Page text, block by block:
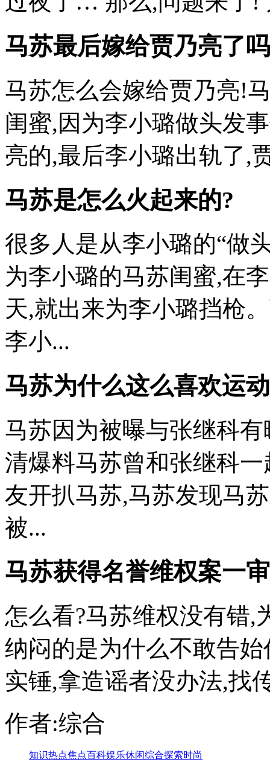
马苏最后嫁给贾乃亮了
马苏怎么会嫁给贾乃亮!
闺蜜,因为李小璐做头发
亮的,最后李小璐出轨了,
马苏是怎么火起来的?
很多人是从李小璐的“做
为李小璐的马苏闺蜜,在
天,就出来为李小璐挡枪
李小...
马苏为什么这么喜欢运
马苏因为被曝与张继科
清爆料马苏曾和张继科
友开扒马苏,马苏发现马
被...
马苏获得名誉维权案一
怎么看?马苏维权没有错,
纳闷的是为什么不敢告
实锤,拿造谣者没办法,找
作者:综合
知识热点焦点百科娱乐休闲综合探索时尚